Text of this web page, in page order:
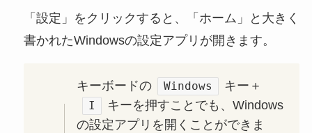
「設定」をクリックすると、「ホーム」と大きく
書かれたWindowsの設定アプリが開きます。
キーボードの Windows キー＋
I
キーを押すことでも、Windows
の設定アプリを開くことができま